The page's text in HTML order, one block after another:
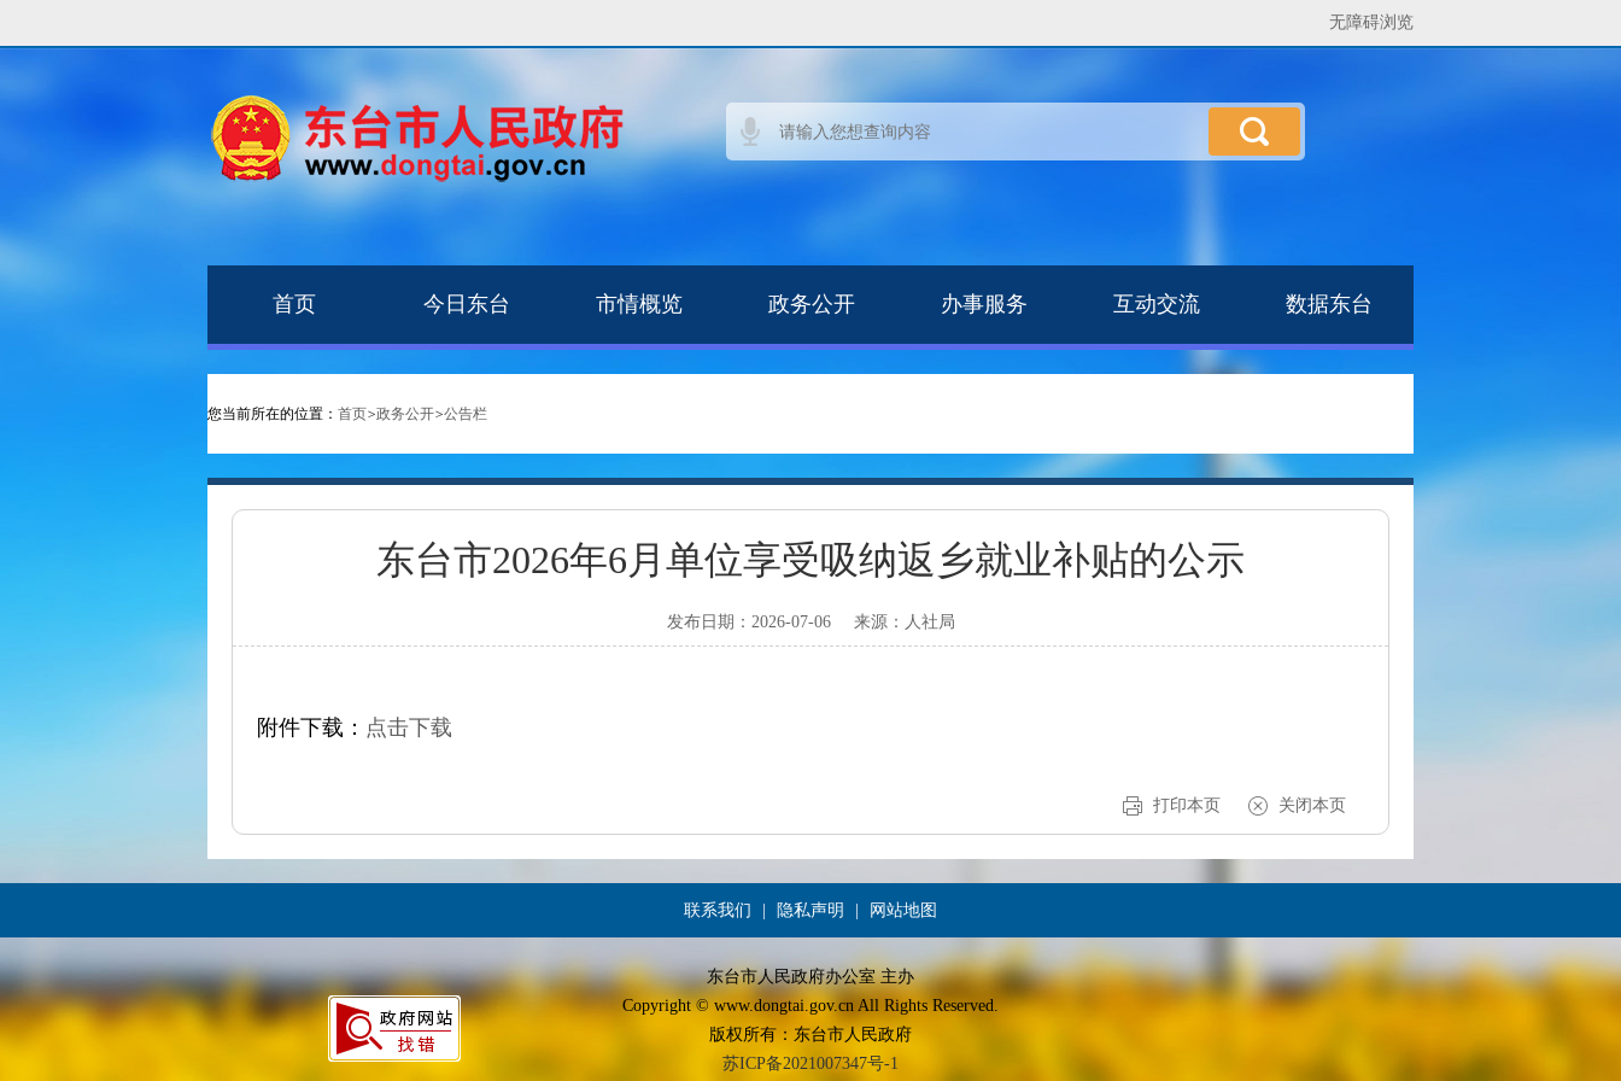
无障碍浏览
首页 今日东台 市情概览 政务公开 办事服务 互动交流 数据东台
您当前所在的位置： 首页>政务公开>公告栏
东台市2026年6月单位享受吸纳返乡就业补贴的公示
发布日期：2026-07-06 来源： 人社局
附件下载： 点击下载
打印本页 关闭本页
联系我们 隐私声明 网站地图
东台市人民政府办公室 主办
Copyright © www.dongtai.gov.cn All Rights Reserved.
版权所有：东台市人民政府
苏ICP备2021007347号-1